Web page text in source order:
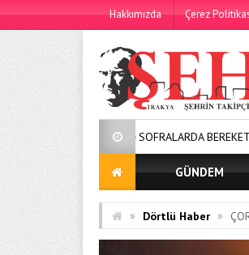
Hakkımızda Çerez
SOFRALARDA BEREKETİ, GÖNÜLLERDE
GÜNDEM
» Dörtlü Haber »